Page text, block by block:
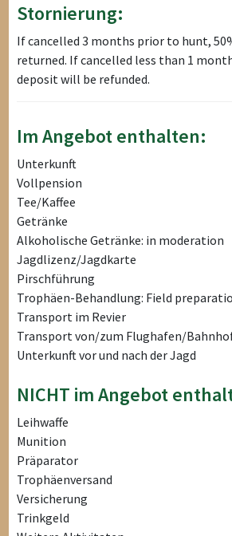
Stornierung:
If cancelled 3 months prior to hunt,
returned. If cancelled less than 1
deposit will be refunded.
Im Angebot enthalten:
Unterkunft
Vollpension
Tee/Kaffee
Getränke
Alkoholische Getränke: in moderation
Jagdlizenz/Jagdkarte
Pirschführung
Trophäen-Behandlung: Field
Transport im Revier
Transport von/zum Flughafen/
Unterkunft vor und nach der Jagd
NICHT im Angebot
Leihwaffe
Munition
Präparator
Trophäenversand
Versicherung
Trinkgeld